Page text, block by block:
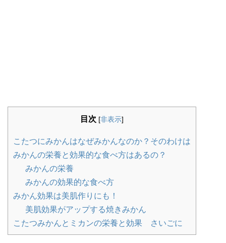
目次 [非表示]
こたつにみかんはなぜみかんなのか？そのわけは
みかんの栄養と効果的な食べ方はあるの？
みかんの栄養
みかんの効果的な食べ方
みかん効果は美肌作りにも！
美肌効果がアップする焼きみかん
こたつみかんとミカンの栄養と効果 さいごに